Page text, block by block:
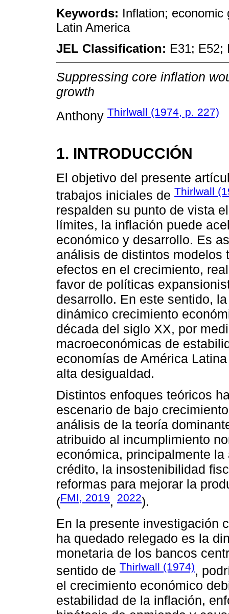
Keywords: Inflation;
Latin America
JEL Classification: E31; E52;
Suppressing core inflation
growth
Anthony Thirlwall (1974, p. 227)
1. INTRODUCCIÓN
El objetivo del presente
trabajos iniciales de Thirlwall
respalden su punto de vista
límites, la inflación puede
económico y desarrollo. Es
análisis de distintos modelos
efectos en el crecimiento,
favor de políticas
desarrollo. En este sentido,
dinámico crecimiento
década del siglo XX, por
macroeconómicas de
economías de América
alta desigualdad.
Distintos enfoques teóricos
escenario de bajo
análisis de la teoría
atribuido al incumplimiento
económica, principalmente
crédito, la insostenibilidad
reformas para mejorar la
(FMI, 2019, 2022).
En la presente investigación
ha quedado relegado es la
monetaria de los bancos
sentido de Thirlwall (1974),
el crecimiento económico
estabilidad de la inflación,